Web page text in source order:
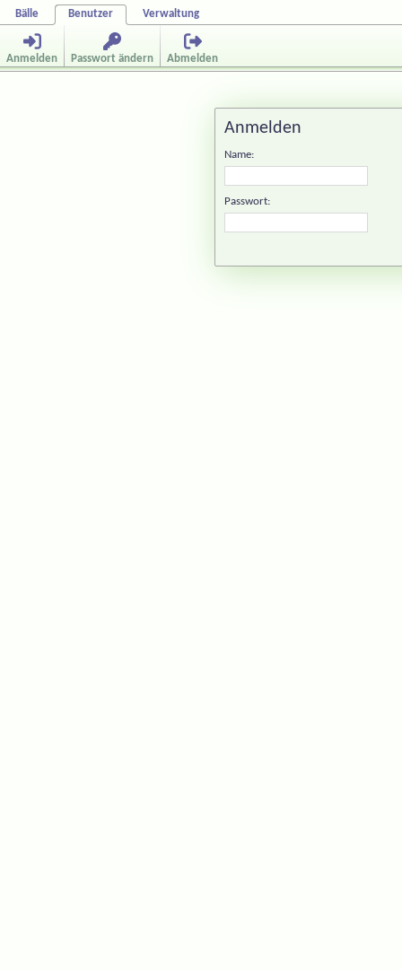
Bälle Benutzer Verwaltung
Anmelden Passwort ändern Abmelden
Anmelden
Name:
Passwort: